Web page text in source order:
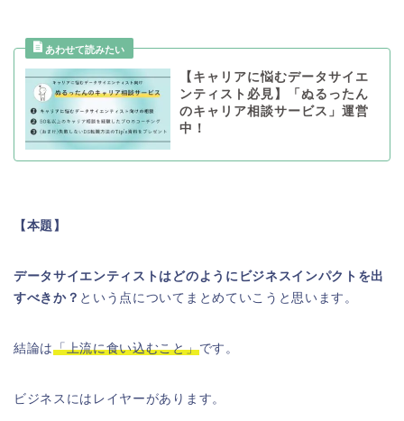
【キャリアに悩むデータサイエ
ンティスト必見】「ぬるったん
のキャリア相談サービス」運営
中！
【本題】
データサイエンティストはどのようにビジネスインパクトを出
すべきか？ という点についてまとめていこうと思います。
結論は「上流に食い込むこと」です。
ビジネスにはレイヤーがあります。